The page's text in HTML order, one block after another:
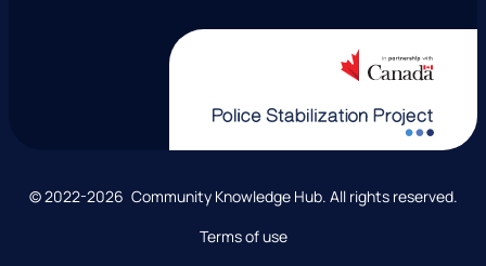
© 2022-2026 Community Knowledge Hub. All rights reserved.
Terms of use